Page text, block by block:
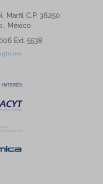
Marfil C.P. 36250
México
Ext. 5538
interés: